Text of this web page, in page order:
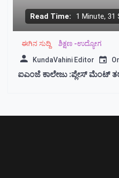
Read Time: 1 Minute, 31
ಈಗಿನ ಸುದ್ದಿ ಶಿಕ್ಷಣ -ಉದ್ಯೋಗ
KundaVahini Editor